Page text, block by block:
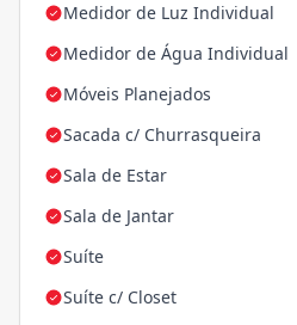
Medidor de Luz Individual
Medidor de Água Individual
Móveis Planejados
Sacada c/ Churrasqueira
Sala de Estar
Sala de Jantar
Suíte
Suíte c/ Closet